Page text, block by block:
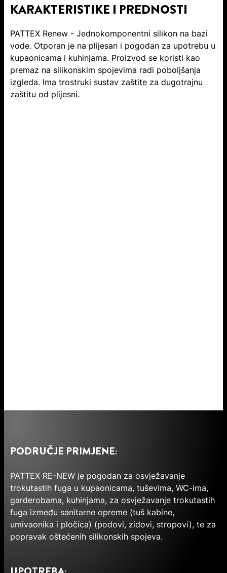
KARAKTERISTIKE I PREDNOSTI
PATTEX Renew - Jednokomponentni silikon na bazi
vode. Otporan je na plijesan i pogodan za upotrebu u
kupaonicama i kuhinjama. Proizvod se koristi kao
premaz na silikonskim spojevima radi poboljšanja
izgleda. Ima trostruki sustav zaštite za dugotrajnu
zaštitu od plijesni.
PODRUČJE PRIMJENE:
PATTEX RE-NEW je pogodan za osvježavanje
trokutastih fuga u kupaonicama, tuševima, WC-ima,
garderobama, kuhinjama, za osvježavanje trokutastih
fuga između sanitarne opreme (tuš kabine,
umivaonika i pločica) (podovi, zidovi, stropovi), te za
popravak oštećenih silikonskih spojeva.